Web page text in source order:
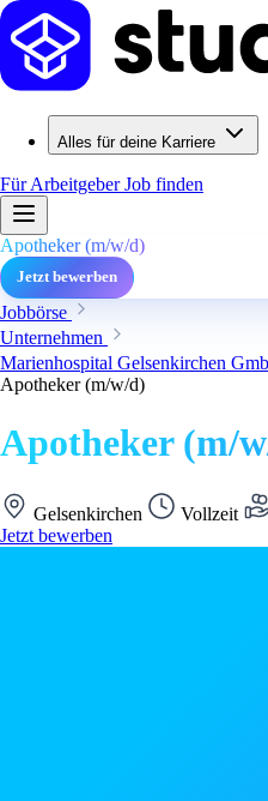
Alles für deine Karriere
Für ArbeitgeberJob finden
Apotheker (m/w/d)
Jetzt bewerben
Jobbörse
Unternehmen
Marienhospital Gelsenkirchen
Apotheker (m/w/d)
Apotheker (m/
Gelsenkirchen Vollzeit
Jetzt bewerben